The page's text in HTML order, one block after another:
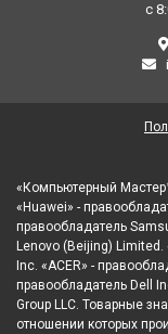
с
«Компьютерный
«Huawei» -
правообладатель
Lenovo (Beijing) Limited.
Inc. «ACER» -
правообладатель Dell
Group LLC. Товарные
отношении которых